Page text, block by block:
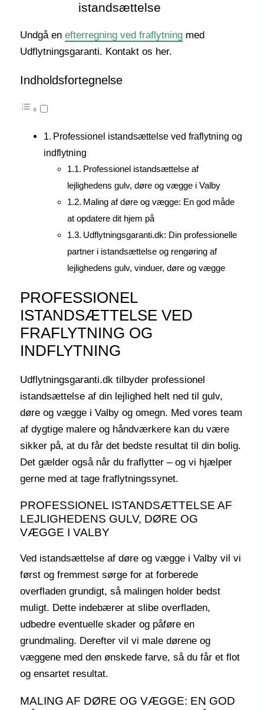
istandsættelse
Undgå enefterregning ved fraflytning med
Udflytningsgaranti. Kontakt os her.
Indholdsfortegnelse
Professionel istandsættelse ved fraflytning og
indflytning
Professionel istandsættelse af
lejlighedens gulv, døre og vægge i Valby
Maling af døre og vægge: En god måde
at opdatere dit hjem på
Udflytningsgaranti.dk: Din professionelle
partner i istandsættelse og rengøring af
lejlighedens gulv, vinduer, døre og vægge
PROFESSIONEL
ISTANDSÆTTELSE VED
FRAFLYTNING OG
INDFLYTNING
Udflytningsgaranti.dk tilbyder professionel
istandsættelse af din lejlighed helt ned til gulv,
døre og vægge i Valby og omegn. Med vores team
af dygtige malere og håndværkere kan du være
sikker på, at du får det bedste resultat til din bolig.
Det gælder også når du fraflytter – og vi hjælper
gerne med at tage fraflytningssynet.
PROFESSIONEL ISTANDSÆTTELSE AF
LEJLIGHEDENS GULV, DØRE OG
VÆGGE I VALBY
Ved istandsættelse af døre og vægge i Valby vil vi
først og fremmest sørge for at forberede
overfladen grundigt, så malingen holder bedst
muligt. Dette indebærer at slibe overfladen,
udbedre eventuelle skader og påføre en
grundmaling. Derefter vil vi male dørene og
væggene med den ønskede farve, så du får et flot
og ensartet resultat.
MALING AF DØRE OG VÆGGE: EN GOD